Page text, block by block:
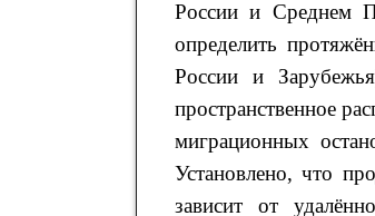
России и Среднем
определить
России и
пространственное
миграционных
Установлено, что
зависит от